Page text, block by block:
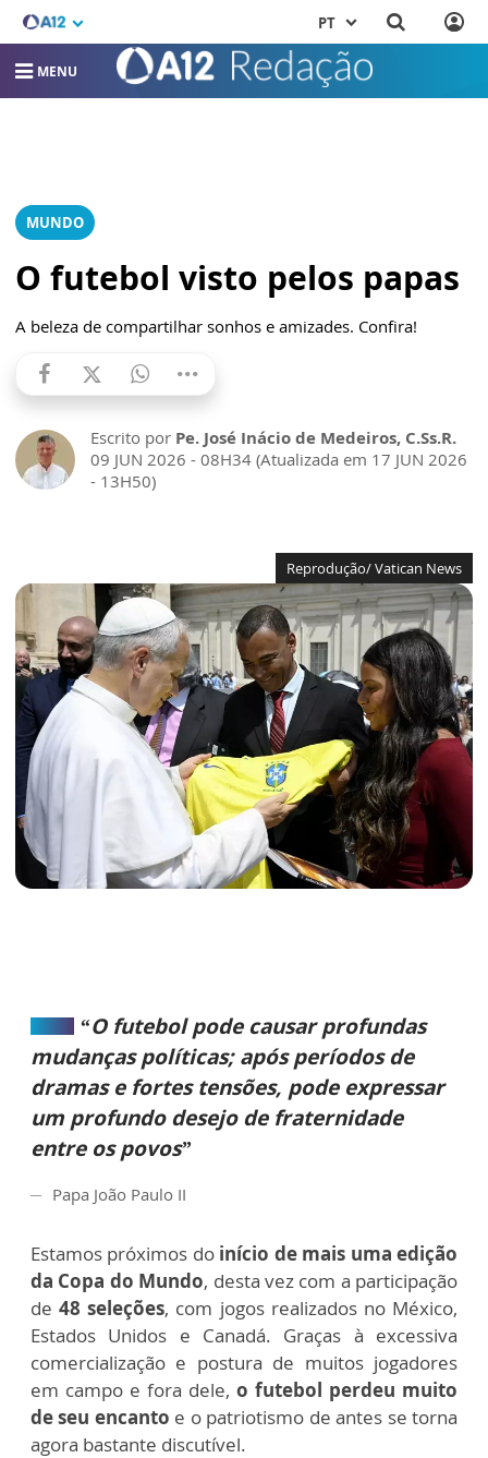
PT
MENU
MUNDO
O futebol visto pelos papas
A beleza de compartilhar sonhos e amizades. Confira!
Escrito por Pe. José Inácio de Medeiros, C.Ss.R.
09 JUN 2026 - 08H34 (Atualizada em 17 JUN 2026
- 13H50)
Reprodução/ Vatican News
“O futebol pode causar profundas
mudanças políticas; após períodos de
dramas e fortes tensões, pode expressar
um profundo desejo de fraternidade
entre os povos”
Papa João Paulo II
Estamos próximos do início de mais uma edição
da Copa do Mundo, desta vez com a participação
de48 seleções, com jogos realizados no México,
Estados Unidos e Canadá. Graças à excessiva
comercialização e postura de muitos jogadores
em campo e fora dele, o futebol perdeu muito
de seu encanto e o patriotismo de antes se torna
agora bastante discutível.